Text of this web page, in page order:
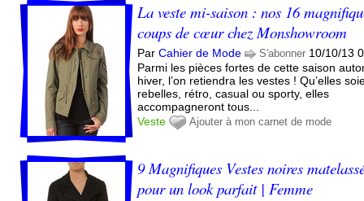
La veste mi-saison : nos 16
coups de cœur chez Monshowroom
ParCahier de Mode S'abonner 10/10/13
Parmi les pièces fortes de cette saison
hiver, l’on retiendra les vestes ! Qu’elles
rebelles, rétro, casual ou sporty, elles
accompagneront tous...
Veste
Ajouter à mon carnet de mode
9 Magnifiques Vestes noires
pour un look parfait | Femme